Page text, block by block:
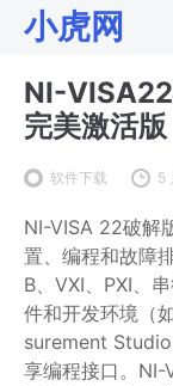
小虎网
NI-
完美激活版
软件下载 5
NI-VISA 22破解
置、编程和故障
B、VXI、PXI、
件和开发环境（
surement
享编程接口。NI-